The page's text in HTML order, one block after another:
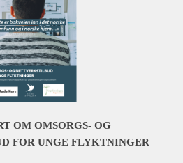
OM OMSORGS- OG
FOR UNGE FLYKTNINGER